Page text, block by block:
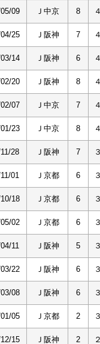
09 Ｊ中京 8
25 Ｊ阪神 7
14 Ｊ阪神 6
20 Ｊ阪神 8
07 Ｊ中京 7
23 Ｊ中京 8
28 Ｊ阪神 7
01 Ｊ京都 6
18 Ｊ京都 6
02 Ｊ京都 6
11 Ｊ阪神 5
22 Ｊ阪神 6
08 Ｊ阪神 6
05 Ｊ京都 2
15 Ｊ阪神 2